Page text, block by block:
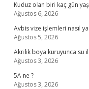
Kuduz olan biri kaç gün
Ağustos 6, 2026
Avbis vize işlemleri nasıl
Ağustos 5, 2026
Akrilik boya kuruyunca su
Ağustos 3, 2026
5A ne ?
Ağustos 3, 2026